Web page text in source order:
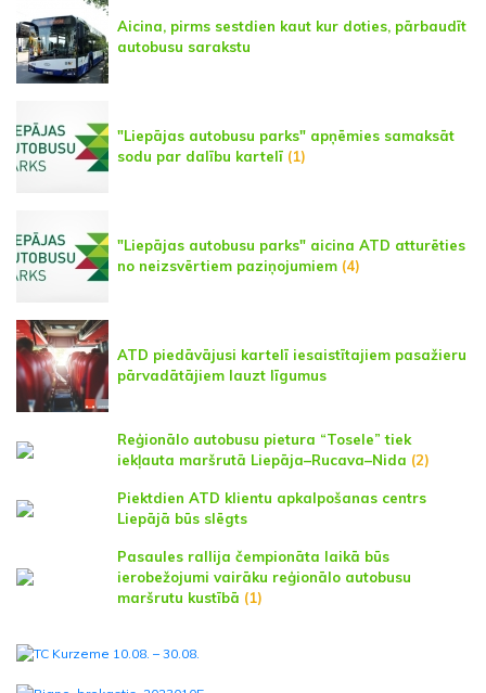
Aicina, pirms sestdien kaut kur doties, pārbaudīt
autobusu sarakstu
"Liepājas autobusu parks" apņēmies samaksāt
sodu par dalību kartelī (1)
"Liepājas autobusu parks" aicina ATD atturēties
no neizsvērtiem paziņojumiem (4)
ATD piedāvājusi kartelī iesaistītajiem pasažieru
pārvadātājiem lauzt līgumus
Reģionālo autobusu pietura “Tosele” tiek
iekļauta maršrutā Liepāja–Rucava–Nida (2)
Piektdien ATD klientu apkalpošanas centrs
Liepājā būs slēgts
Pasaules rallija čempionāta laikā būs
ierobežojumi vairāku reģionālo autobusu
maršrutu kustībā (1)